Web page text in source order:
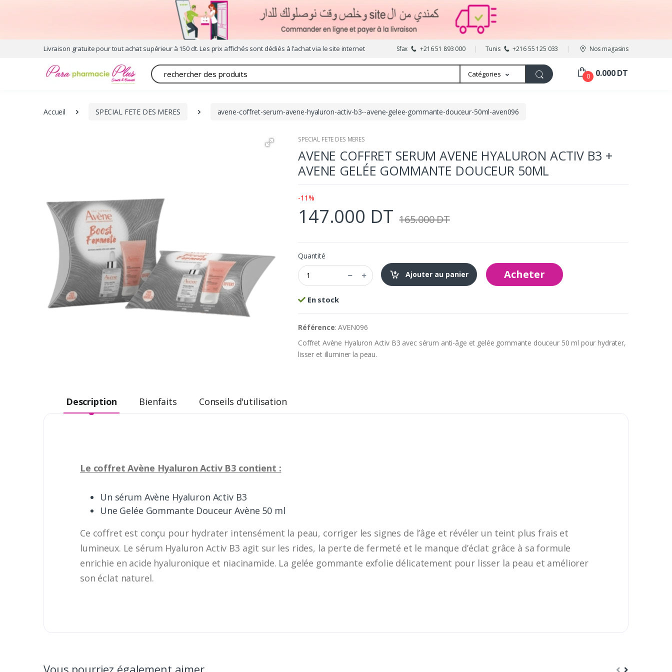
Livraison gratuite pour tout achat supérieur à 150 dt. Les prix affichés sont dédiés à l’achat via le site internet Sfax +216 51 893 000 Tunis +216 55 125 033 Nos magasins
Recherche Catégories 0 0.000 DT
Accueil SPECIAL FETE DES MERES avene-coffret-serum-avene-hyaluron-activ-b3--avene-gelee-gommante-douceur-50ml-aven096
SPECIAL FETE DES MERES
AVENE COFFRET SERUM AVENE HYALURON ACTIV B3 +
AVENE GELÉE GOMMANTE DOUCEUR 50ML
-11%
147.000 DT 165.000 DT
Quantité
Ajouter au panier
Acheter
En stock
Référence: AVEN096
Coffret Avène Hyaluron Activ B3 avec sérum anti-âge et gelée gommante douceur 50 ml pour hydrater,
lisser et illuminer la peau.
Description Bienfaits Conseils d'utilisation
Le coffret Avène Hyaluron Activ B3 contient :
Un sérum Avène Hyaluron Activ B3
Une Gelée Gommante Douceur Avène 50 ml
Ce coffret est conçu pour hydrater intensément la peau, corriger les signes de l’âge et révéler un teint plus frais et
lumineux. Le sérum Hyaluron Activ B3 agit sur les rides, la perte de fermeté et le manque d’éclat grâce à sa formule
enrichie en acide hyaluronique et niacinamide. La gelée gommante exfolie délicatement pour lisser la peau et améliorer
son éclat naturel.
Vous pourriez également aimer